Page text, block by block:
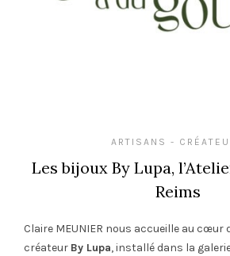
ARTISANS -
Les bijoux By Lupa,
Reims
Claire MEUNIER nous accueille au cœur
créateur By Lupa, installé dans la